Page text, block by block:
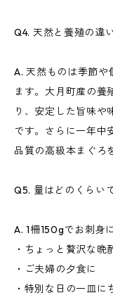
Q4. 天然と養殖の違
A. 天然ものは季節や
ます。大月町産の養
り、安定した旨味や
です。さらに一年中
品質の高級本まぐろ
Q5. 量はどのくらい
A. 1柵150gでお刺身
・ちょっと贅沢な晩
・ご夫婦の夕食に
・特別な日の一皿に